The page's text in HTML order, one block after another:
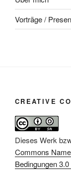
Vorträge /
CREATIVE
Dieses Werk
Commons
Bedingungen